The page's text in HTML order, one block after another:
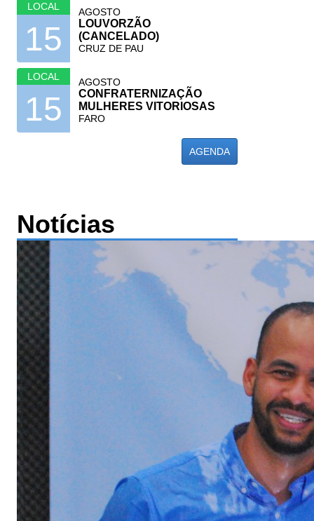
LOCAL
15
AGOSTO
LOUVORZÃO
(CANCELADO)
CRUZ DE PAU
LOCAL
15
AGOSTO
CONFRATERNIZAÇÃO
MULHERES VITORIOSAS
FARO
AGENDA
Notícias